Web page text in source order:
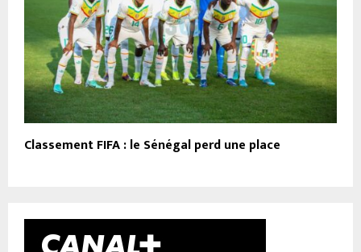
Classement FIFA : le Sénégal perd une place